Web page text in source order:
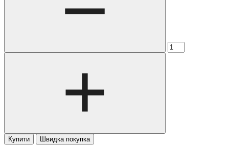
Купити Швидка покупка